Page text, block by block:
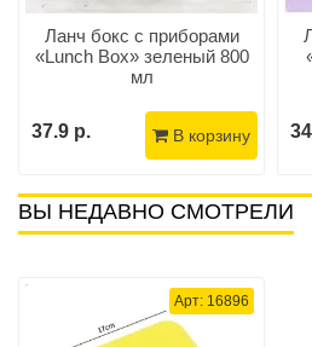
Ланч бокс c приборами
«Lunch Box» зеленый 800
мл
37.9 р. В корзину
ВЫ НЕДАВНО СМОТРЕЛИ
Арт: 16896